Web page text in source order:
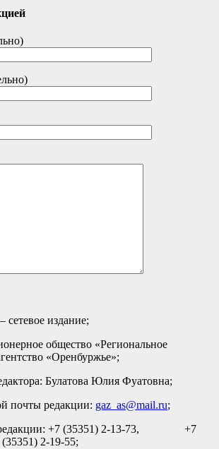
сетевое издание;
общество «Региональное
«Оренбуржье»;
Булатова Юлия Фуатовна;
почты редакции: gaz_as@mail.ru;
редакции: +7 (35351) 2-13-73, +7
2-19-55;